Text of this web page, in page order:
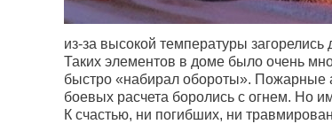
из-за высокой температуры
Таких элементов в доме было очень
быстро «набирал обороты». Пожарные
боевых расчета боролись с огнем. Но
К счастью, ни погибших, ни